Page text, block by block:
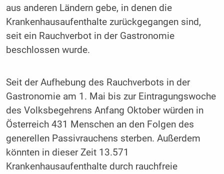
aus anderen Ländern gebe, in denen die
Krankenhausaufenthalte zurückgegangen sind,
seit ein Rauchverbot in der Gastronomie
beschlossen wurde.
Seit der Aufhebung des Rauchverbots in der
Gastronomie am 1. Mai bis zur Eintragungswoche
des Volksbegehrens Anfang Oktober würden in
Österreich 431 Menschen an den Folgen des
generellen Passivrauchens sterben. Außerdem
könnten in dieser Zeit 13.571
Krankenhausaufenthalte durch rauchfreie